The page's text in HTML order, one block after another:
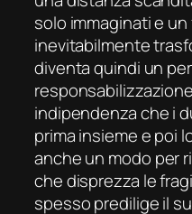
solo immaginati e
inevitabilmente
diventa quindi un
indipendenza che i
prima insieme e poi
anche un modo per
che disprezza le
spesso predilige il